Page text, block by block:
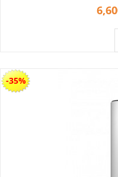
-35%